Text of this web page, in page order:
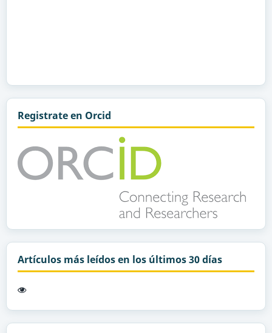
Registrate en Orcid
Artículos más leídos en los últimos 30 días